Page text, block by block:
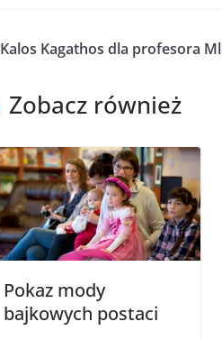
Kalos Kagathos dla profesora
Zobacz również
Pokaz mody
bajkowych postaci